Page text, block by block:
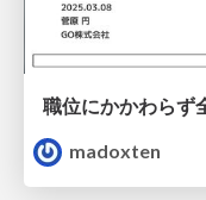
madoxten